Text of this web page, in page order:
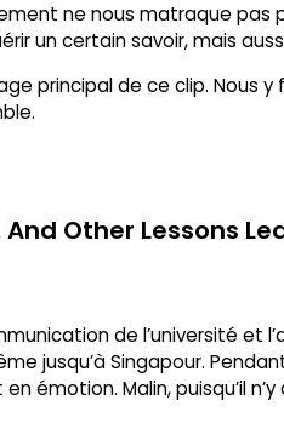
ne nous matraque pas
un certain savoir, mais
principal de ce clip. Nous
And Other Lessons
de l’université et
jusqu’à Singapour.
émotion. Malin, puisqu’il